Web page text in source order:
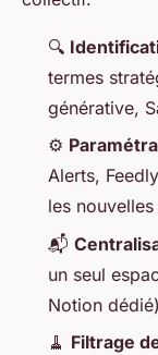
🔍
termes
générative,
⚙️
Alerts,
les
📬
un seul
Notion
🧹 Filtrage